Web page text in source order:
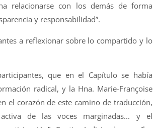
relacionarse con los demás de forma
y responsabilidad”.
a reflexionar sobre lo compartido y lo
que en el Capítulo se había
radical, y la Hna. Marie-Françoise
el corazón de este camino de traducción,
de las voces marginadas... y el